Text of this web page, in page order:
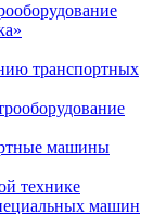
транспортных
машины
технике
машин